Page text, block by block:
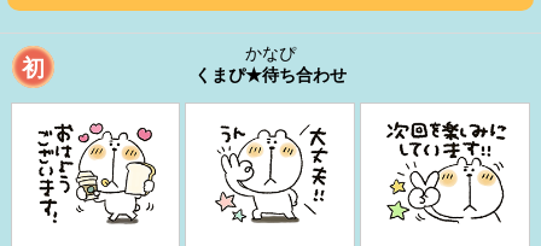
初
かなぴ
くまぴ★待ち合わせ